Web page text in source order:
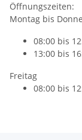
Öffnungszeiten:
Montag bis
08:00 bis
13:00 bis
Freitag
08:00 bis